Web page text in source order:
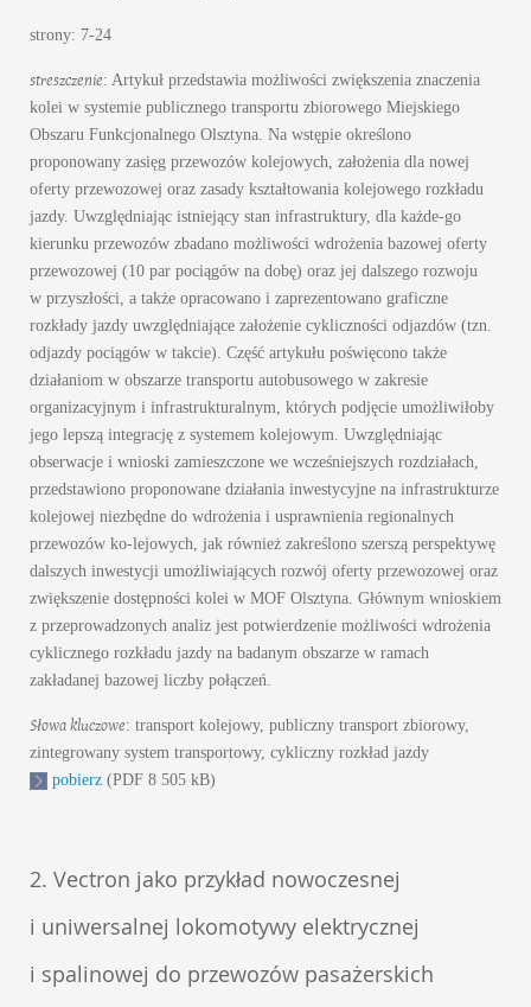
strony: 7-24
streszczenie: Artykuł przedstawia możliwości zwiększenia znaczenia
kolei w systemie publicznego transportu zbiorowego Miejskiego
Obszaru Funkcjonalnego Olsztyna. Na wstępie określono
proponowany zasięg przewozów kolejowych, założenia dla nowej
oferty przewozowej oraz zasady kształtowania kolejowego rozkładu
jazdy. Uwzględniając istniejący stan infrastruktury, dla każde-go
kierunku przewozów zbadano możliwości wdrożenia bazowej oferty
przewozowej (10 par pociągów na dobę) oraz jej dalszego rozwoju
w przyszłości, a także opracowano i zaprezentowano graficzne
rozkłady jazdy uwzględniające założenie cykliczności odjazdów (tzn.
odjazdy pociągów w takcie). Część artykułu poświęcono także
działaniom w obszarze transportu autobusowego w zakresie
organizacyjnym i infrastrukturalnym, których podjęcie umożliwiłoby
jego lepszą integrację z systemem kolejowym. Uwzględniając
obserwacje i wnioski zamieszczone we wcześniejszych rozdziałach,
przedstawiono proponowane działania inwestycyjne na infrastrukturze
kolejowej niezbędne do wdrożenia i usprawnienia regionalnych
przewozów ko-lejowych, jak również zakreślono szerszą perspektywę
dalszych inwestycji umożliwiających rozwój oferty przewozowej oraz
zwiększenie dostępności kolei w MOF Olsztyna. Głównym wnioskiem
z przeprowadzonych analiz jest potwierdzenie możliwości wdrożenia
cyklicznego rozkładu jazdy na badanym obszarze w ramach
zakładanej bazowej liczby połączeń.
Słowa kluczowe: transport kolejowy, publiczny transport zbiorowy,
zintegrowany system transportowy, cykliczny rozkład jazdy
pobierz (PDF 8 505 kB)
2. Vectron jako przykład nowoczesnej
i uniwersalnej lokomotywy elektrycznej
i spalinowej do przewozów pasażerskich